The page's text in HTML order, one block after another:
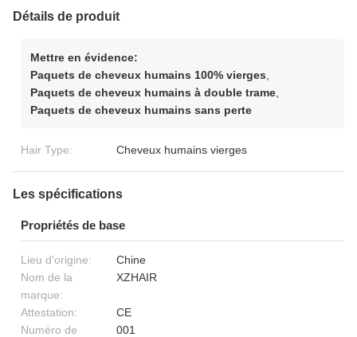
Détails de produit
Mettre en évidence:
Paquets de cheveux humains 100% vierges
Paquets de cheveux humains à double trame
Paquets de cheveux humains sans perte
Hair Type: Cheveux humains vierges
Les spécifications
Propriétés de base
Lieu d'origine:
Chine
Nom de la
marque:
XZHAIR
Attestation:
CE
Numéro de
001